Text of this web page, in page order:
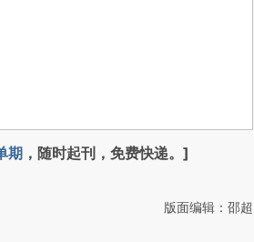
期 ，随时起刊，免费快递。]
版面编辑：邵超